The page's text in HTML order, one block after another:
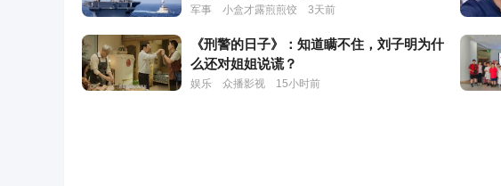
游戏 来玩传奇啊！包红的！0充爆神级刀刀红装！
军事 小盒才露煎煎饺 3天前
《刑警的日子》：知道瞒不住，刘子明为什
么还对姐姐说谎？
娱乐 众播影视 15小时前